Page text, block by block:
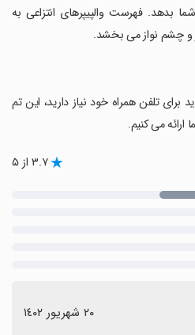
بدهد. فهرست والپیپرهای انتزاعی به
و چشم نواز می بخشد.
تلفن همراه خود نیاز دارید، این تم
ارائه می کنیم.
۳.۷ از ۵
٢٠ شهریور ١٤٠٢